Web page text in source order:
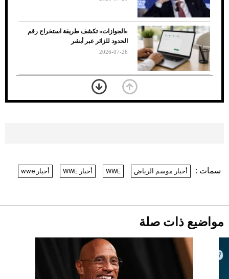
7 نصائح لاختيار لون البنطلون المناسب للقميص
الأسود
«الجوازات» تكشف طريقة استخراج رقم
الحدود للزائر عبر أبشر
2026-07-26
بعد 7 أشهر من تعرضه لحادث مروع.. جوشوا
يفوز على برينغا بـ"الضربة القاضية" (فيديو)
Comeback" في جدة (فيديو)
2026-07-25
سمات : أخبار موسم الرياض WWE أخبار WWE أخبار wwe
مواضيع ذات صلة